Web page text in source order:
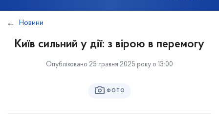
Новини
Київ сильний у дії: з вірою в перемогу
Опубліковано 25 травня 2025 року о 13:00
ФОТО